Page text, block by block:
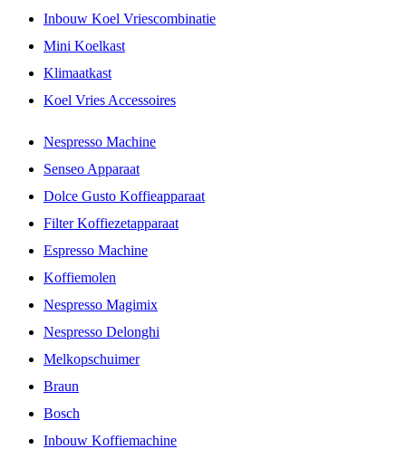
Inbouw Koel Vriescombinatie
Mini Koelkast
Klimaatkast
Koel Vries Accessoires
Nespresso Machine
Senseo Apparaat
Dolce Gusto Koffieapparaat
Filter Koffiezetapparaat
Espresso Machine
Koffiemolen
Nespresso Magimix
Nespresso Delonghi
Melkopschuimer
Braun
Bosch
Inbouw Koffiemachine